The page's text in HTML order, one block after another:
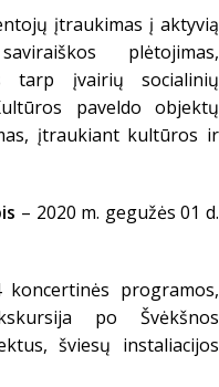
įtraukimas į aktyvią
plėtojimas,
tarp įvairių socialinių
paveldo objektų
įtraukiant kultūros ir
– 2020 m. gegužės 01 d.
koncertinės programos,
po Švėkšnos
šviesų instaliacijos